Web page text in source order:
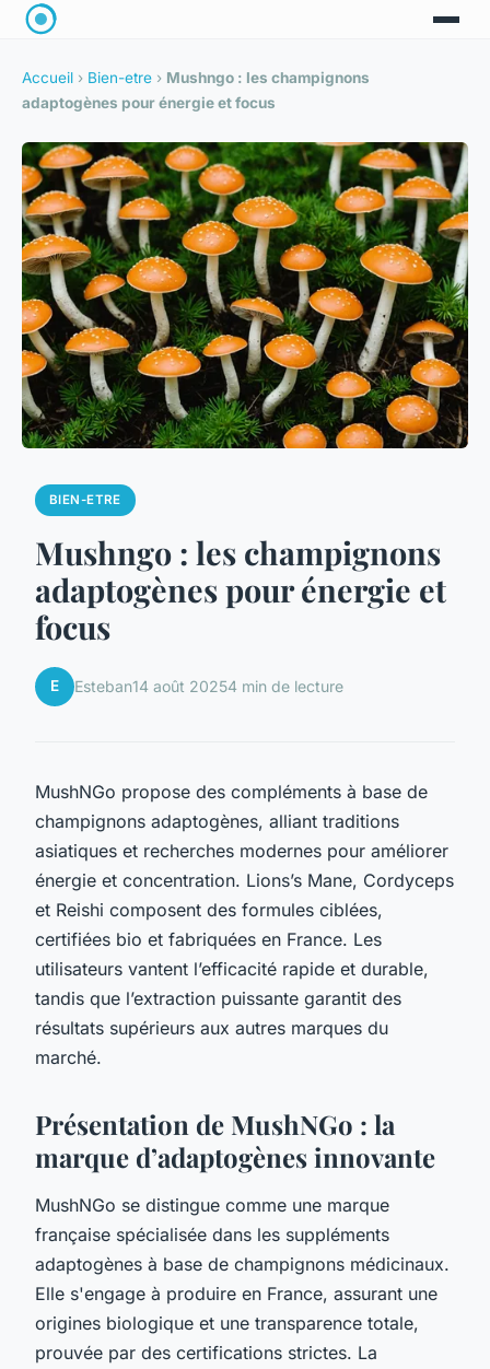
Accueil › Bien-etre › Mushngo : les champignons
adaptogènes pour énergie et focus
BIEN-ETRE
Mushngo : les champignons
adaptogènes pour énergie et
focus
E Esteban14 août 20254 min de lecture
MushNGo propose des compléments à base de
champignons adaptogènes, alliant traditions
asiatiques et recherches modernes pour améliorer
énergie et concentration. Lions’s Mane, Cordyceps
et Reishi composent des formules ciblées,
certifiées bio et fabriquées en France. Les
utilisateurs vantent l’efficacité rapide et durable,
tandis que l’extraction puissante garantit des
résultats supérieurs aux autres marques du
marché.
Présentation de MushNGo : la
marque d’adaptogènes innovante
MushNGo se distingue comme une marque
française spécialisée dans les suppléments
adaptogènes à base de champignons médicinaux.
Elle s'engage à produire en France, assurant une
origines biologique et une transparence totale,
prouvée par des certifications strictes. La